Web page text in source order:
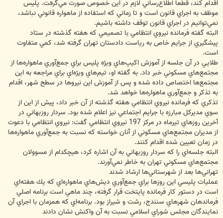
اقدام كند، قطعا اطلاع‌رساني لازم در اين خصوص صورت مي‌گرفت. پليس
موظف به اجراي قانون است و تا زماني كه استفاده از ماهواره قانوني نباشد،
نمي‌توانيم در اجراي قانون توقف داشته باشيم.
البته گفته فرمانده نيروي انتظامي با تصميمي كه هفته گذشته در ستاد
پيشگيري از جرايم خاص به رياست دادستان تهران گرفته شد، كمي متفاوت
است.
طلايي در آن جلسه از آموزش اكيپ‌هاي ويژه پليس براي جمع‌آوري ماهواره‌ها از
مجتمع‌هاي مسكوني خبر داد. به گفته او، تيم‌هاي ويژه‌اي براي مراجعه به اين
مجتمع‌ها اختصاص داده شده و پس از آموزش اين نيروها در سطح شهر، اقدام
به تذكر و جمع‌آوري ماهواره‌ها خواهد شد.
تذكري كه فرمانده نيروي انتظامي هفته گذشته از آن خبر داد، پيش از اين از
سوي مديركل مبارزه با جرايم اجتماعي نيز اعلام شده بود. سردار روزبهاني در
آخرين روزهاي تيرماه در مركز 197 نيروي انتظامي گفت: نيروي انتظامي با دعوت
از مديران مجتمع‌هاي مسكوني از آنان خواسته كه نسبت به جمع‌آوري ماهواره‌ها
در زمان تعيين شده اقدام كنند.
البته جلسه‌اي را كه سردار روزبهاني به آن اشاره كرد، هيچكدام از مسوولان
مجتمع‌هاي مسكوني تهران به خاطر نمي‌آورند.
تهراني‌ها بعد از شهرستاني‌‌ها ارشاد شدند
عمليات پليسي اين روزها براي جمع‌آوري ديش‌هاي ماهواره‌اي كه يك هفته‌اي
است در دستور كار فرمانده پايتخت قرار گرفته، چند ماهي است برنامه اصلي
فرماندهان شهرهاي سنندج، رشت و شيراز بود. برنامه‌اي كه همزمان با اجراي آن
نمايندگان مجلس شوراي اسلامي نسبت به آن واكنش نشان دادند